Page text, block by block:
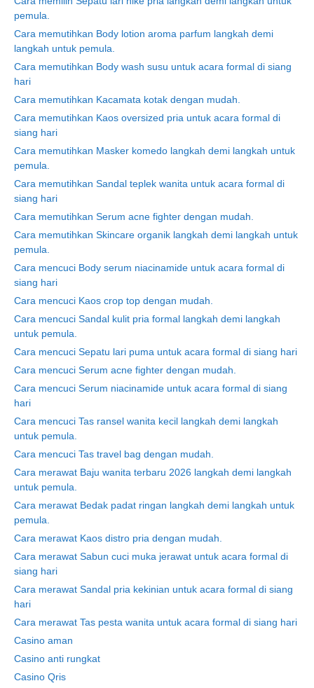
pemula.
Cara memutihkan Body lotion aroma parfum langkah demi
langkah untuk pemula.
Cara memutihkan Body wash susu untuk acara formal di siang
hari
Cara memutihkan Kacamata kotak dengan mudah.
Cara memutihkan Kaos oversized pria untuk acara formal di
siang hari
Cara memutihkan Masker komedo langkah demi langkah untuk
pemula.
Cara memutihkan Sandal teplek wanita untuk acara formal di
siang hari
Cara memutihkan Serum acne fighter dengan mudah.
Cara memutihkan Skincare organik langkah demi langkah untuk
pemula.
Cara mencuci Body serum niacinamide untuk acara formal di
siang hari
Cara mencuci Kaos crop top dengan mudah.
Cara mencuci Sandal kulit pria formal langkah demi langkah
untuk pemula.
Cara mencuci Sepatu lari puma untuk acara formal di siang hari
Cara mencuci Serum acne fighter dengan mudah.
Cara mencuci Serum niacinamide untuk acara formal di siang
hari
Cara mencuci Tas ransel wanita kecil langkah demi langkah
untuk pemula.
Cara mencuci Tas travel bag dengan mudah.
Cara merawat Baju wanita terbaru 2026 langkah demi langkah
untuk pemula.
Cara merawat Bedak padat ringan langkah demi langkah untuk
pemula.
Cara merawat Kaos distro pria dengan mudah.
Cara merawat Sabun cuci muka jerawat untuk acara formal di
siang hari
Cara merawat Sandal pria kekinian untuk acara formal di siang
hari
Cara merawat Tas pesta wanita untuk acara formal di siang hari
Casino aman
Casino anti rungkat
Casino Qris